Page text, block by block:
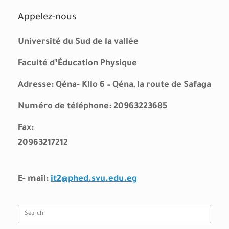
Appelez-nous
Université du Sud de la vallée
Faculté d’Éducation Physique
Adresse: Qéna- KIlo 6 – Qéna, la route de Safaga
Numéro de téléphone: 20963223685
Fax:
20963217212
E- mail: it2@phed.svu.edu.eg
Search